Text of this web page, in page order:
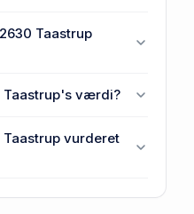
på Havetoften 24,
Taastrup
Taastrup's værdi?
vurderet